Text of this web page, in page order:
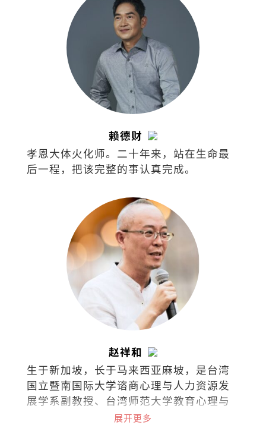
赖德财
孝恩大体火化师。二十年来，站在生命最
后一程，把该完整的事认真完成。
赵祥和
生于新加坡，长于马来西亚麻坡，是台湾
国立暨南国际大学谘商心理与人力资源发
展学系副教授、台湾师范大学教育心理与
辅导学系博士，也是一名谘商心理师。
展开更多